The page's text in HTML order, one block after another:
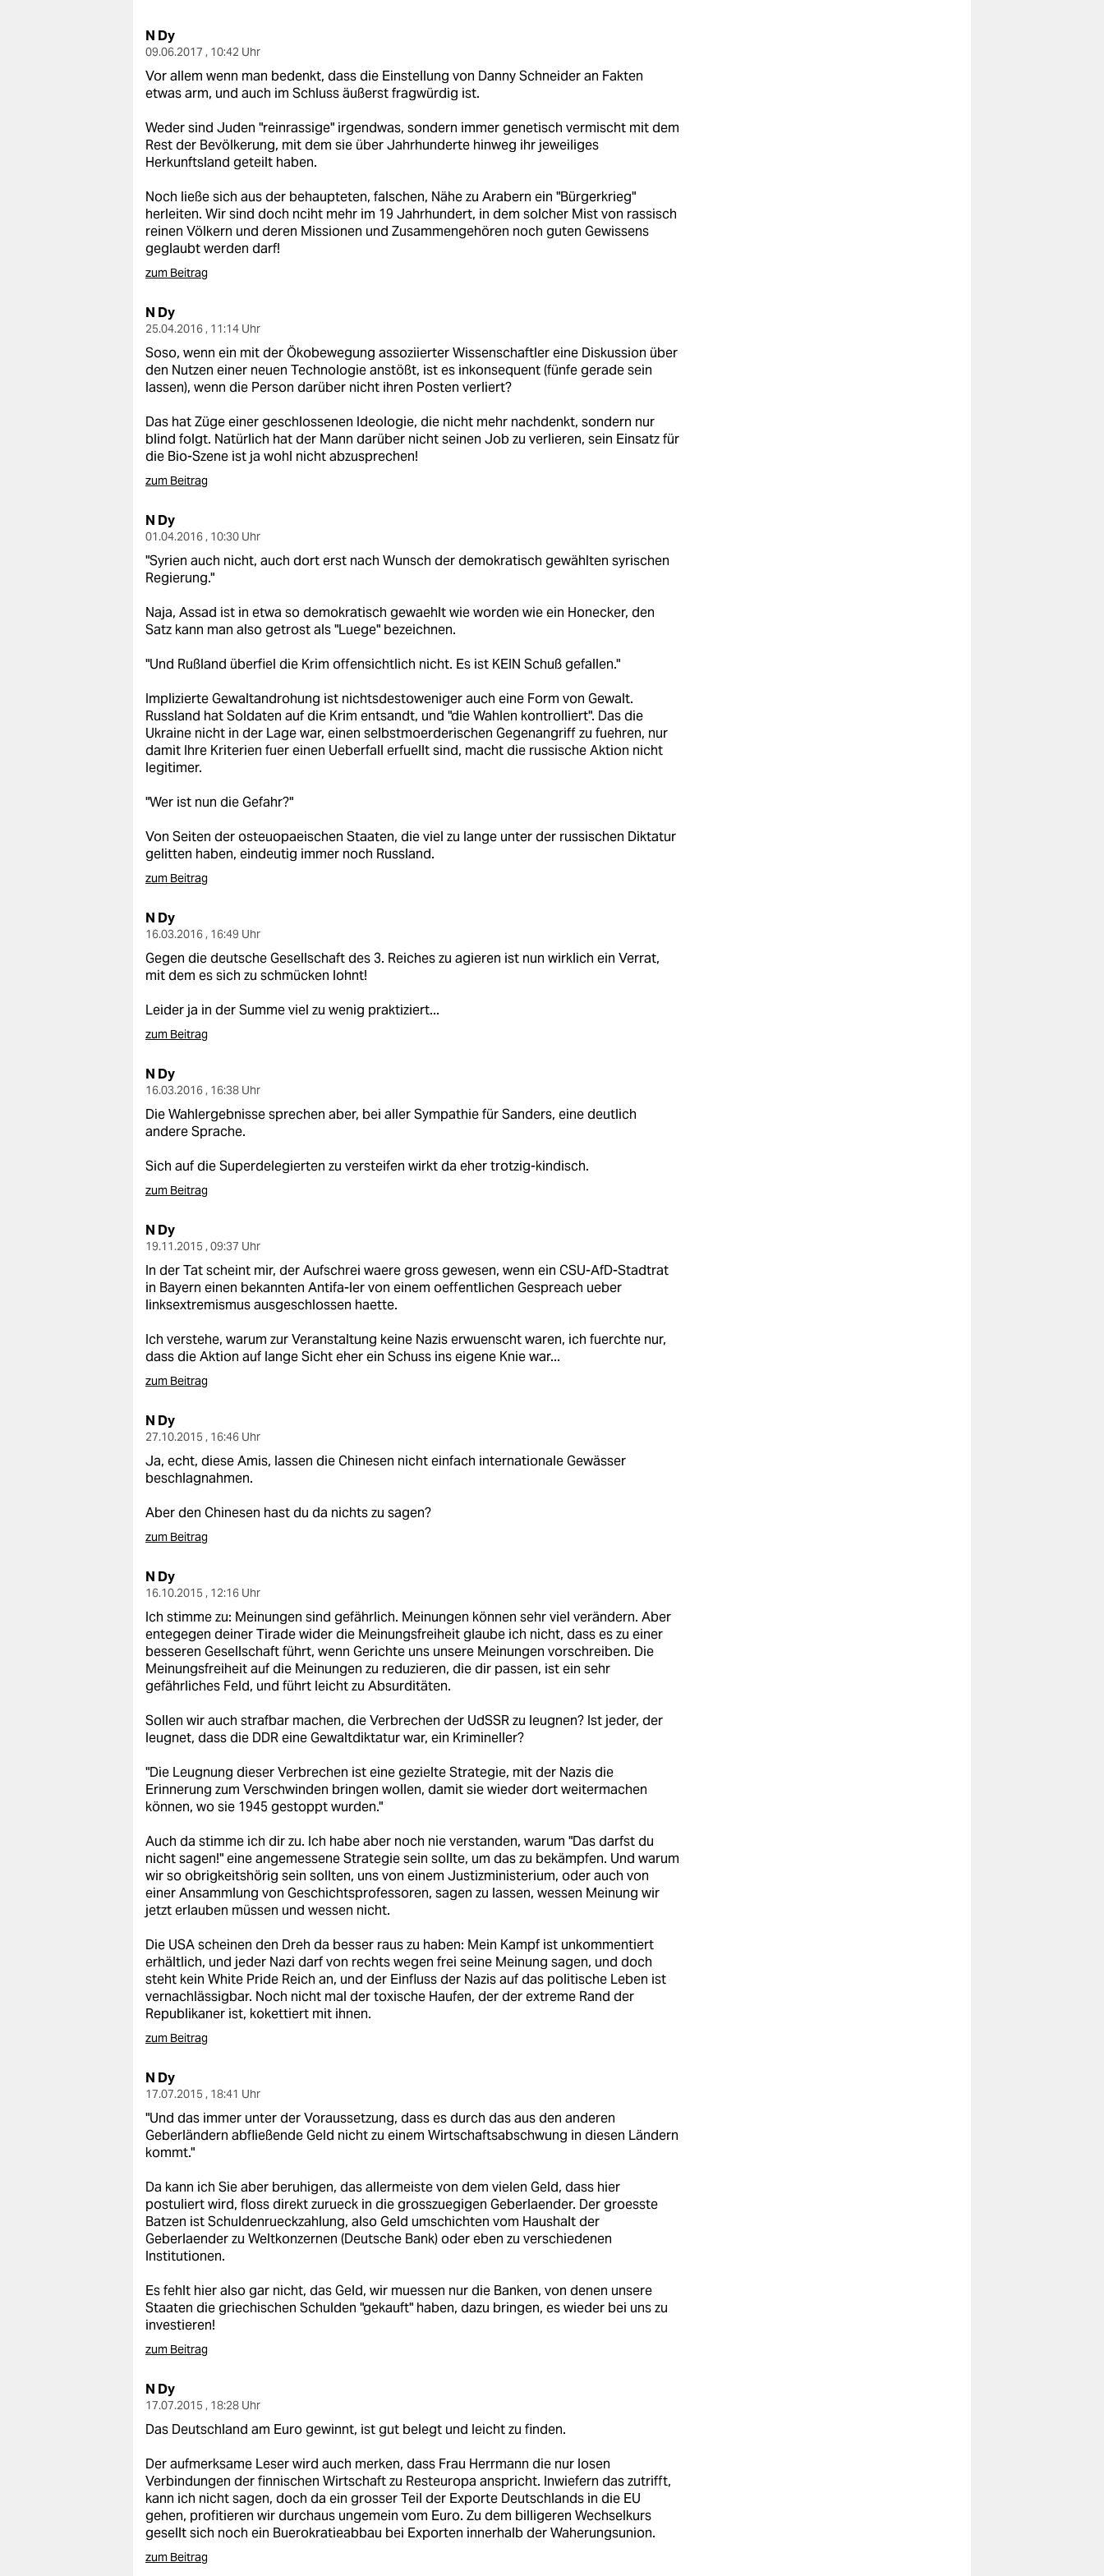
nord
wahrheit
verlag
shop
fragen & hilfe
unterstützen
abo
genossenschaft
epaper login
N Dy
09.06.2017 , 10:42 Uhr
Vor allem wenn man bedenkt, dass die Einstellung von Danny Schneider an Fakten
etwas arm, und auch im Schluss äußerst fragwürdig ist.
Weder sind Juden "reinrassige" irgendwas, sondern immer genetisch vermischt mit dem
Rest der Bevölkerung, mit dem sie über Jahrhunderte hinweg ihr jeweiliges
Herkunftsland geteilt haben.
Noch ließe sich aus der behaupteten, falschen, Nähe zu Arabern ein "Bürgerkrieg"
herleiten. Wir sind doch nciht mehr im 19 Jahrhundert, in dem solcher Mist von rassisch
reinen Völkern und deren Missionen und Zusammengehören noch guten Gewissens
geglaubt werden darf!
zum Beitrag
N Dy
25.04.2016 , 11:14 Uhr
Soso, wenn ein mit der Ökobewegung assoziierter Wissenschaftler eine Diskussion über
den Nutzen einer neuen Technologie anstößt, ist es inkonsequent (fünfe gerade sein
lassen), wenn die Person darüber nicht ihren Posten verliert?
Das hat Züge einer geschlossenen Ideologie, die nicht mehr nachdenkt, sondern nur
blind folgt. Natürlich hat der Mann darüber nicht seinen Job zu verlieren, sein Einsatz für
die Bio-Szene ist ja wohl nicht abzusprechen!
zum Beitrag
N Dy
01.04.2016 , 10:30 Uhr
"Syrien auch nicht, auch dort erst nach Wunsch der demokratisch gewählten syrischen
Regierung."
Naja, Assad ist in etwa so demokratisch gewaehlt wie worden wie ein Honecker, den
Satz kann man also getrost als "Luege" bezeichnen.
"Und Rußland überfiel die Krim offensichtlich nicht. Es ist KEIN Schuß gefallen."
Implizierte Gewaltandrohung ist nichtsdestoweniger auch eine Form von Gewalt.
Russland hat Soldaten auf die Krim entsandt, und "die Wahlen kontrolliert". Das die
Ukraine nicht in der Lage war, einen selbstmoerderischen Gegenangriff zu fuehren, nur
damit Ihre Kriterien fuer einen Ueberfall erfuellt sind, macht die russische Aktion nicht
legitimer.
"Wer ist nun die Gefahr?"
Von Seiten der osteuopaeischen Staaten, die viel zu lange unter der russischen Diktatur
gelitten haben, eindeutig immer noch Russland.
zum Beitrag
N Dy
16.03.2016 , 16:49 Uhr
Gegen die deutsche Gesellschaft des 3. Reiches zu agieren ist nun wirklich ein Verrat,
mit dem es sich zu schmücken lohnt!
Leider ja in der Summe viel zu wenig praktiziert...
zum Beitrag
N Dy
16.03.2016 , 16:38 Uhr
Die Wahlergebnisse sprechen aber, bei aller Sympathie für Sanders, eine deutlich
andere Sprache.
Sich auf die Superdelegierten zu versteifen wirkt da eher trotzig-kindisch.
zum Beitrag
N Dy
19.11.2015 , 09:37 Uhr
In der Tat scheint mir, der Aufschrei waere gross gewesen, wenn ein CSU-AfD-Stadtrat
in Bayern einen bekannten Antifa-ler von einem oeffentlichen Gespreach ueber
linksextremismus ausgeschlossen haette.
Ich verstehe, warum zur Veranstaltung keine Nazis erwuenscht waren, ich fuerchte nur,
dass die Aktion auf lange Sicht eher ein Schuss ins eigene Knie war...
zum Beitrag
N Dy
27.10.2015 , 16:46 Uhr
Ja, echt, diese Amis, lassen die Chinesen nicht einfach internationale Gewässer
beschlagnahmen.
Aber den Chinesen hast du da nichts zu sagen?
zum Beitrag
N Dy
16.10.2015 , 12:16 Uhr
Ich stimme zu: Meinungen sind gefährlich. Meinungen können sehr viel verändern. Aber
entegegen deiner Tirade wider die Meinungsfreiheit glaube ich nicht, dass es zu einer
besseren Gesellschaft führt, wenn Gerichte uns unsere Meinungen vorschreiben. Die
Meinungsfreiheit auf die Meinungen zu reduzieren, die dir passen, ist ein sehr
gefährliches Feld, und führt leicht zu Absurditäten.
Sollen wir auch strafbar machen, die Verbrechen der UdSSR zu leugnen? Ist jeder, der
leugnet, dass die DDR eine Gewaltdiktatur war, ein Krimineller?
"Die Leugnung dieser Verbrechen ist eine gezielte Strategie, mit der Nazis die
Erinnerung zum Verschwinden bringen wollen, damit sie wieder dort weitermachen
können, wo sie 1945 gestoppt wurden."
Auch da stimme ich dir zu. Ich habe aber noch nie verstanden, warum "Das darfst du
nicht sagen!" eine angemessene Strategie sein sollte, um das zu bekämpfen. Und warum
wir so obrigkeitshörig sein sollten, uns von einem Justizministerium, oder auch von
einer Ansammlung von Geschichtsprofessoren, sagen zu lassen, wessen Meinung wir
jetzt erlauben müssen und wessen nicht.
Die USA scheinen den Dreh da besser raus zu haben: Mein Kampf ist unkommentiert
erhältlich, und jeder Nazi darf von rechts wegen frei seine Meinung sagen, und doch
steht kein White Pride Reich an, und der Einfluss der Nazis auf das politische Leben ist
vernachlässigbar. Noch nicht mal der toxische Haufen, der der extreme Rand der
Republikaner ist, kokettiert mit ihnen.
zum Beitrag
N Dy
17.07.2015 , 18:41 Uhr
"Und das immer unter der Voraussetzung, dass es durch das aus den anderen
Geberländern abfließende Geld nicht zu einem Wirtschaftsabschwung in diesen Ländern
kommt."
Da kann ich Sie aber beruhigen, das allermeiste von dem vielen Geld, dass hier
postuliert wird, floss direkt zurueck in die grosszuegigen Geberlaender. Der groesste
Batzen ist Schuldenrueckzahlung, also Geld umschichten vom Haushalt der
Geberlaender zu Weltkonzernen (Deutsche Bank) oder eben zu verschiedenen
Institutionen.
Es fehlt hier also gar nicht, das Geld, wir muessen nur die Banken, von denen unsere
Staaten die griechischen Schulden "gekauft" haben, dazu bringen, es wieder bei uns zu
investieren!
zum Beitrag
N Dy
17.07.2015 , 18:28 Uhr
Das Deutschland am Euro gewinnt, ist gut belegt und leicht zu finden.
Der aufmerksame Leser wird auch merken, dass Frau Herrmann die nur losen
Verbindungen der finnischen Wirtschaft zu Resteuropa anspricht. Inwiefern das zutrifft,
kann ich nicht sagen, doch da ein grosser Teil der Exporte Deutschlands in die EU
gehen, profitieren wir durchaus ungemein vom Euro. Zu dem billigeren Wechselkurs
gesellt sich noch ein Buerokratieabbau bei Exporten innerhalb der Waherungsunion.
zum Beitrag